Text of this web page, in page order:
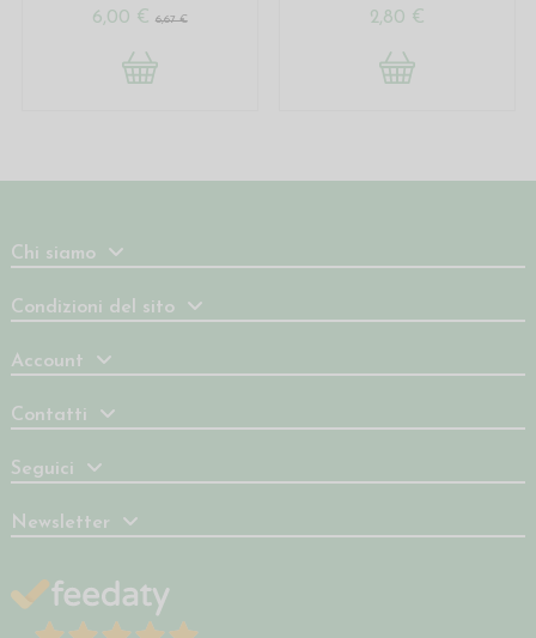
6,00 € 6,67 € 2,80 €
Chi siamo
Condizioni del sito
Account
Contatti
Seguici
Newsletter